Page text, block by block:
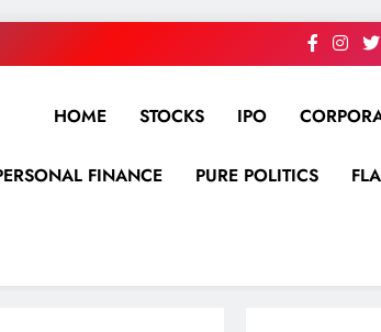
HOME STOCKS IPO
FINANCE PURE POLITICS